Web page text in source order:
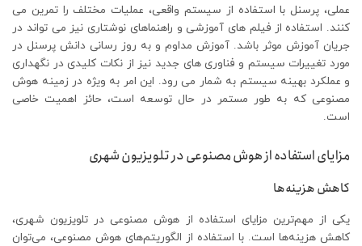
عملی، پرسنل با استفاده از سیستم واقعی، عملیات مختلف را تمرین می
کنند. استفاده از فیلم های آموزشی و راهنماهای نوشتاری نیز می تواند در
جریان آموزش موثر باشد. آموزش مداوم و به روز رسانی دانش پرسنل در
مورد تغییرات سیستم و فناوری های جدید نیز از نکات کلیدی در نگهداری
و عملکرد بهینه سیستم به شمار می رود. این امر به ویژه در زمینه هوش
مصنوعی که به طور مستمر در حال توسعه است، حائز اهمیت خاصی
است.
مزایای استفاده از هوش مصنوعی در تلویزیون شهری
کاهش هزینه‌ها
یکی از مهم‌ترین مزایای استفاده از هوش مصنوعی در تلویزیون شهری،
کاهش هزینه‌ها است. با استفاده از الگوریتم‌های هوش مصنوعی، می‌توان